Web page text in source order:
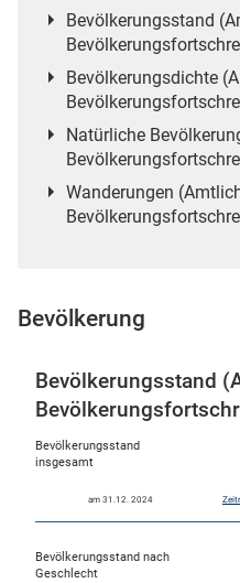
(Mikrozensus)
Bevölkerungsstand
Bevölkerungsdichte
Natürliche
Wanderungen
Bevölkerung
Bevölkerungsstand
Bevölkerungsstand
insgesamt
am 31.12. 2024
Bevölkerungsstand nach
Geschlecht